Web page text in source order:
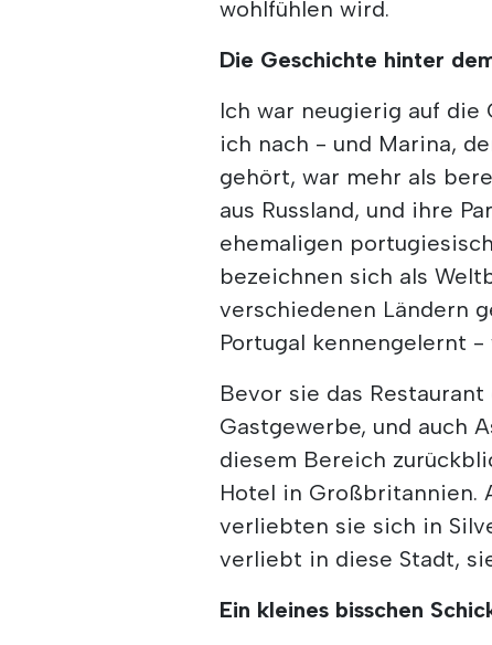
wohlfühlen wird.
Die Geschichte hinter
Ich war neugierig auf
ich nach - und Marina,
gehört, war mehr als
aus Russland, und ihre
ehemaligen
bezeichnen sich als
verschiedenen Ländern
Portugal kennengelernt -
Bevor sie das
Gastgewerbe, und auch
diesem Bereich
Hotel in Großbritannien.
verliebten sie sich in
verliebt in diese Stadt,
Ein kleines bisschen